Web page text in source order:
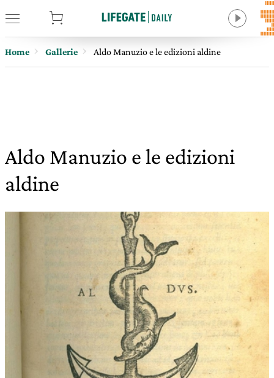
Home Gallerie Aldo Manuzio e le edizioni aldine
Aldo Manuzio e le edizioni
aldine